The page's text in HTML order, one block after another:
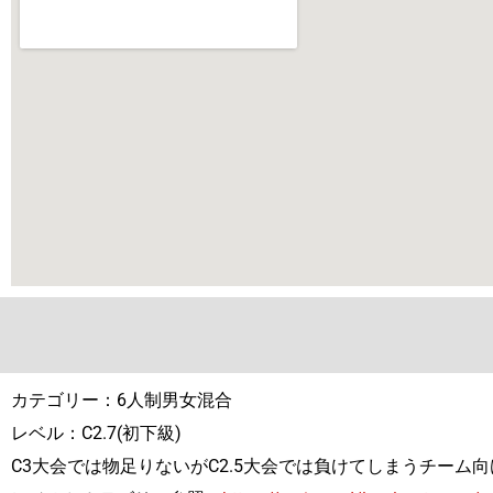
カテゴリー：6人制男女混合
レベル：C2.7(初下級)
C3大会では物足りないがC2.5大会では負けてしまうチーム向